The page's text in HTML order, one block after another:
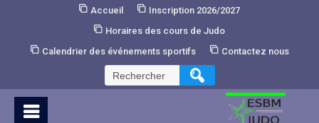
Accueil
Inscription 2026/2027
Horaires des cours de Judo
Calendrier des événements sportifs
Contactez nous
Rechercher :